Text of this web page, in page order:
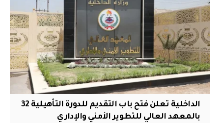
الداخلية تعلن فتح باب التقديم للدورة التأهيلية 32
بالمعهد العالي للتطوير الأمني والإداري